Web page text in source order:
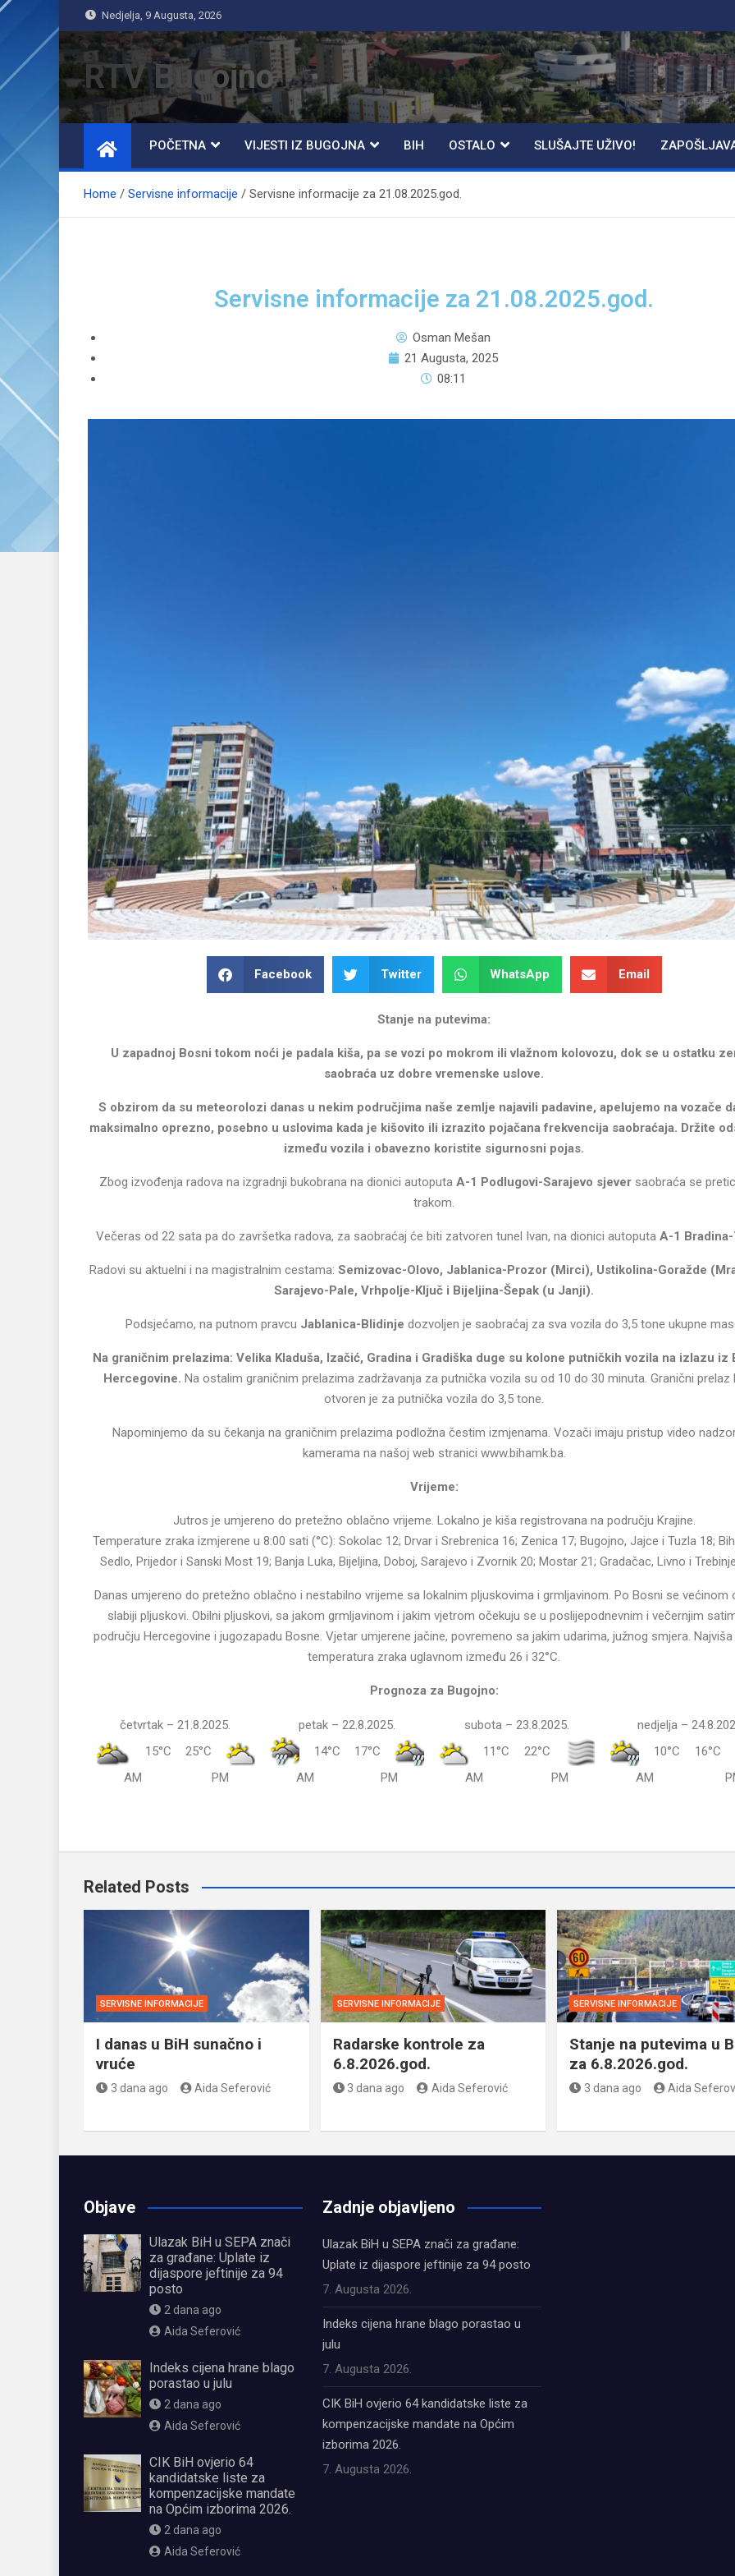
Nedjelja, 9 Augusta, 2026
RTV Bugojno
POČETNA VIJESTI IZ BUGOJNA BIH OSTALO SLUŠAJTE UŽIVO!
Home Servisne informacije Servisne informacije za 21.08.2025.god.
Servisne informacije za 21.08.2025.god.
Osman Mešan
21 Augusta, 2025
08:11
Facebook Twitter WhatsApp Email
Stanje na putevima:
U zapadnoj Bosni tokom noći je padala kiša, pa se vozi po mokrom ili vlažnom kolovozu, dok se u ostatku
saobraća uz dobre vremenske uslove.
S obzirom da su meteorolozi danas u nekim područjima naše zemlje najavili padavine, apelujemo na vozače
maksimalno oprezno, posebno u uslovima kada je kišovito ili izrazito pojačana frekvencija saobraćaja. Držite
između vozila i obavezno koristite sigurnosni pojas.
Zbog izvođenja radova na izgradnji bukobrana na dionici autoputa A-1 Podlugovi-Sarajevo sjeversaobraća se
trakom.
Večeras od 22 sata pa do završetka radova, za saobraćaj će biti zatvoren tunel Ivan, na dionici autoputa A-1
Radovi su aktuelni i na magistralnim cestama: Semizovac-Olovo, Jablanica-Prozor (Mirci), Ustikolina-Goražde
Sarajevo-Pale, Vrhpolje-Ključ i Bijeljina-Šepak (u Janji).
Podsjećamo, na putnom pravcu Jablanica-Blidinje dozvoljen je saobraćaj za sva vozila do 3,5 tone ukupne
Na graničnim prelazima: Velika Kladuša, Izačić, Gradina i Gradiška duge su kolone putničkih vozila na izlazu iz
Hercegovine. Na ostalim graničnim prelazima zadržavanja za putnička vozila su od 10 do 30 minuta. Granični prelaz
otvoren je za putnička vozila do 3,5 tone.
Napominjemo da su čekanja na graničnim prelazima podložna čestim izmjenama. Vozači imaju pristup video
kamerama na našoj web stranici www.bihamk.ba.
Vrijeme:
Jutros je umjereno do pretežno oblačno vrijeme. Lokalno je kiša registrovana na području Krajine.
Temperature zraka izmjerene u 8:00 sati (°C): Sokolac 12; Drvar i Srebrenica 16; Zenica 17; Bugojno, Jajce i Tuzla 18;
Sedlo, Prijedor i Sanski Most 19; Banja Luka, Bijeljina, Doboj, Sarajevo i Zvornik 20; Mostar 21; Gradačac, Livno i
Danas umjereno do pretežno oblačno i nestabilno vrijeme sa lokalnim pljuskovima i grmljavinom. Po Bosni se većinom
slabiji pljuskovi. Obilni pljuskovi, sa jakom grmljavinom i jakim vjetrom očekuju se u poslijepodnevnim i večernjim
području Hercegovine i jugozapadu Bosne. Vjetar umjerene jačine, povremeno sa jakim udarima, južnog smjera.
temperatura zraka uglavnom između 26 i 32°C.
Prognoza za Bugojno:
četvrtak – 21.8.2025. petak – 22.8.2025. subota – 23.8.2025.
nedjelja –
15°C
25°C 14°C 17°C 11°C 22°C 10°C
16°C
AM
PM AM PM AM PM AM
Related Posts
SERVISNE INFORMACIJE
I danas u BiH sunačno i
vruće
3 dana ago Aida Seferović
SERVISNE INFORMACIJE
Radarske kontrole za
6.8.2026.god.
3 dana ago Aida Seferović
SERVISNE INFORMACIJE
Stanje na putevima u
za 6.8.2026.god.
3 dana ago Aida
Objave
Ulazak BiH u SEPA znači
za građane: Uplate iz
dijaspore jeftinije za 94
posto
2 dana ago
Aida Seferović
Indeks cijena hrane blago
porastao u julu
2 dana ago
Aida Seferović
CIK BiH ovjerio 64
kandidatske liste za
kompenzacijske mandate
na Općim izborima 2026.
2 dana ago
Aida Seferović
Zadnje objavljeno
Ulazak BiH u SEPA znači za građane:
Uplate iz dijaspore jeftinije za 94 posto
7. Augusta 2026.
Indeks cijena hrane blago porastao u
julu
7. Augusta 2026.
CIK BiH ovjerio 64 kandidatske liste za
kompenzacijske mandate na Općim
izborima 2026.
7. Augusta 2026.